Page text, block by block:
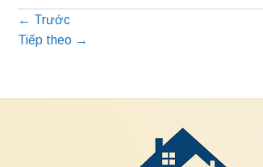
← Trước
Tiếp theo →